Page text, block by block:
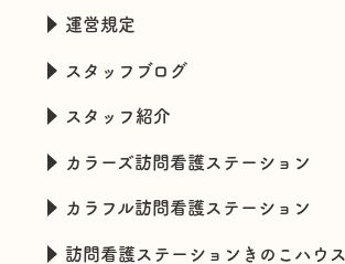
運営規定
スタッフブログ
スタッフ紹介
カラーズ訪問看護ステーション
カラフル訪問看護ステーション
訪問看護ステーションきのこハウス